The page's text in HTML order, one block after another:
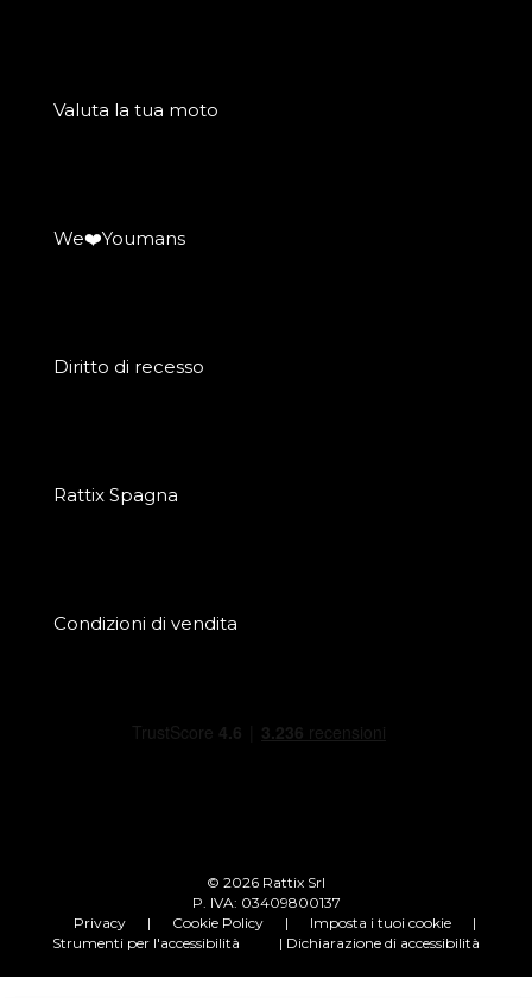
Valuta la tua moto
We❤️Youmans
Diritto di recesso
Rattix Spagna
Condizioni di vendita
© 2026 Rattix Srl
P. IVA: 03409800137
Privacy
| Cookie Policy | Imposta i tuoi cookie
|
Strumenti per l'accessibilità
| Dichiarazione di accessibilità